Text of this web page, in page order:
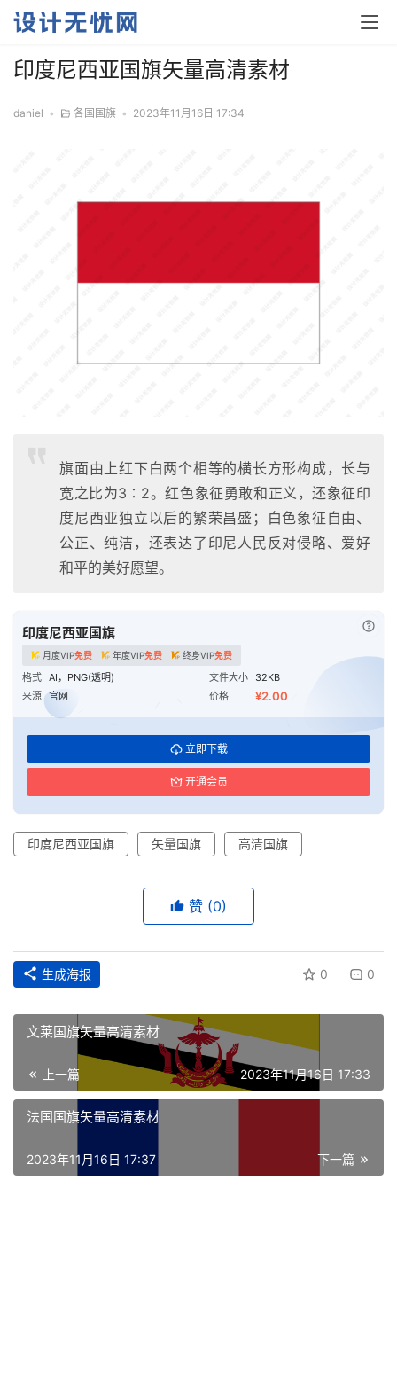
页
资
讯
印度尼西亚国旗矢量高清素材
daniel • 各国国旗 • 2023年11月16日 17:34
旗面由上红下白两个相等的横长方形构成，长与
宽之比为3∶2。红色象征勇敢和正义，还象征印
度尼西亚独立以后的繁荣昌盛；白色象征自由、
公正、纯洁，还表达了印尼人民反对侵略、爱好
和平的美好愿望。
印度尼西亚国旗
月度VIP免费 年度VIP免费 终身VIP免费
格式 AI，PNG(透明) 文件大小
32KB
来源 官网 价格 ¥2.00
立即下载
开通会员
印度尼西亚国旗 矢量国旗 高清国旗
赞 (0)
生成海报 0 0
文莱国旗矢量高清素材
上一篇 2023年11月16日 17:33
法国国旗矢量高清素材
下一篇
2023年11月16日 17:37